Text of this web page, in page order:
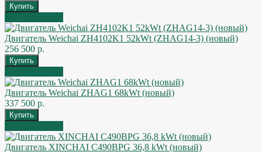
Двигатель Weichai ZH4102K1 52kWt (ZHAG14-3) (новый)
256 500 р.
Двигатель Weichai ZHAG1 68kWt (новый)
337 500 р.
Двигатель XINCHAI C490BPG 36,8 kWt (новый)